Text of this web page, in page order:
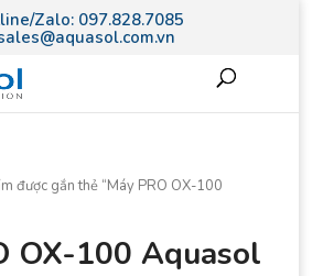
Zalo: 097.828.7085
được gắn thẻ “Máy PRO OX-100
OX-100 Aquasol